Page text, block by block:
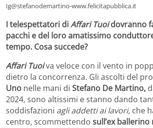
Ig@stefanodemartino-www.felicitapubblica.it
I telespettatori diAffari Tuoidovranno
pacchi e del loro amatissimo
tempo. Cosa succede?
Affari Tuoiva veloce con il vento in
dietro la concorrenza. Gli ascolti del
Uno nelle mani di Stefano De Martino,
2024, sono altissimi e stanno dando
soddisfazioni agli addetti ai lavori, che
centro, scommettendo sull’ex